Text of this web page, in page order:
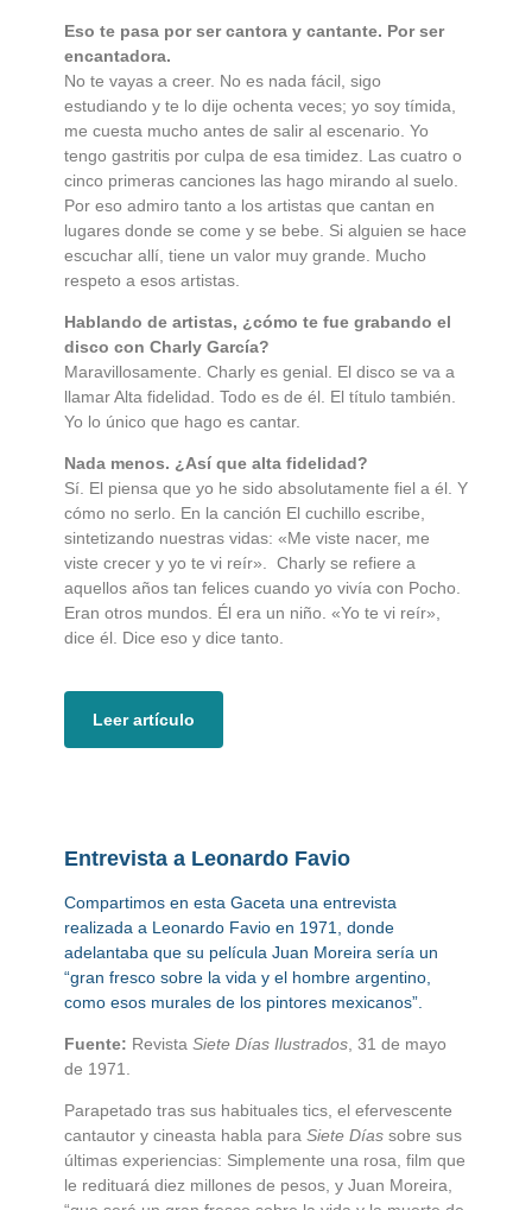
Eso te pasa por ser cantora y cantante. Por ser
encantadora.
No te vayas a creer. No es nada fácil, sigo
estudiando y te lo dije ochenta veces; yo soy tímida,
me cuesta mucho antes de salir al escenario. Yo
tengo gastritis por culpa de esa timidez. Las cuatro o
cinco primeras canciones las hago mirando al suelo.
Por eso admiro tanto a los artistas que cantan en
lugares donde se come y se bebe. Si alguien se hace
escuchar allí, tiene un valor muy grande. Mucho
respeto a esos artistas.
Hablando de artistas, ¿cómo te fue grabando el
disco con Charly García?
Maravillosamente. Charly es genial. El disco se va a
llamar Alta fidelidad. Todo es de él. El título también.
Yo lo único que hago es cantar.
Nada menos. ¿Así que alta fidelidad?
Sí. El piensa que yo he sido absolutamente fiel a él. Y
cómo no serlo. En la canción El cuchillo escribe,
sintetizando nuestras vidas: «Me viste nacer, me
viste crecer y yo te vi reír». Charly se refiere a
aquellos años tan felices cuando yo vivía con Pocho.
Eran otros mundos. Él era un niño. «Yo te vi reír»,
dice él. Dice eso y dice tanto.
Leer artículo
Entrevista a Leonardo Favio
Compartimos en esta Gaceta una entrevista
realizada a Leonardo Favio en 1971, donde
adelantaba que su película Juan Moreira sería un
“gran fresco sobre la vida y el hombre argentino,
como esos murales de los pintores mexicanos”.
Fuente: Revista Siete Días Ilustrados , 31 de mayo
de 1971.
Parapetado tras sus habituales tics, el efervescente
cantautor y cineasta habla para Siete Días sobre sus
últimas experiencias: Simplemente una rosa, film que
le redituará diez millones de pesos, y Juan Moreira,